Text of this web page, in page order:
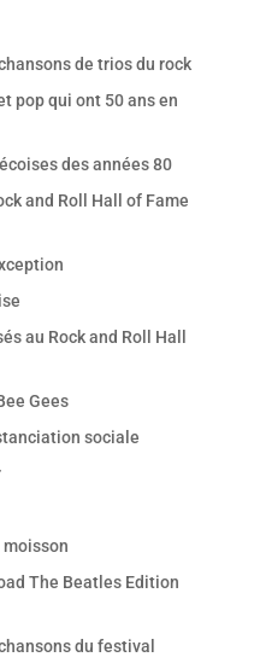
de trios du rock
pop qui ont 50 ans en
des années 80
and Roll Hall of Fame
au Rock and Roll Hall
Gees
sociale
moisson
The Beatles Edition
du festival